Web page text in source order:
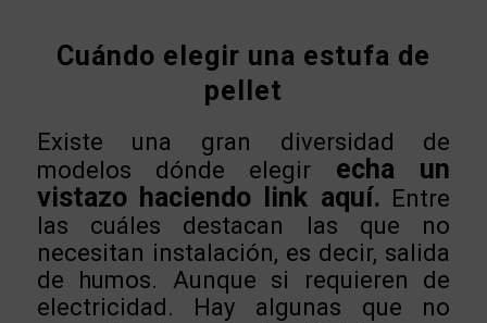
Cuándo elegir una estufa de
pellet
Existe una gran diversidad de
modelos dónde elegir echa un
vistazo haciendo link aquí. Entre
las cuáles destacan las que no
necesitan instalación, es decir, salida
de humos. Aunque si requieren de
electricidad. Hay algunas que no